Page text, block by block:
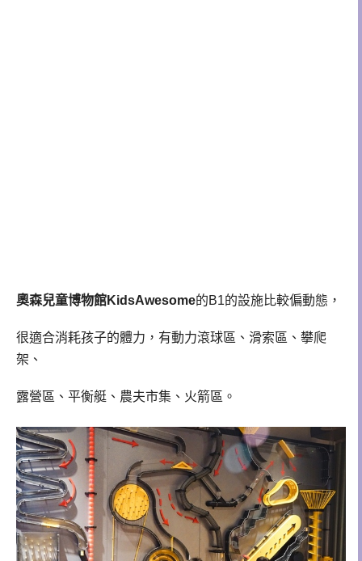
奧森兒童博物館KidsAwesome的B1的設施比較偏動態，
很適合消耗孩子的體力，有動力滾球區、滑索區、攀爬
架、
露營區、平衡艇、農夫市集、火箭區。